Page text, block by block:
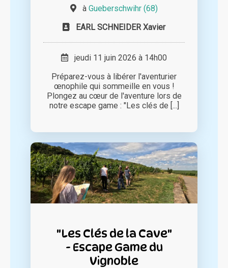
à Gueberschwihr (68)
EARL SCHNEIDER Xavier
jeudi 11 juin 2026 à 14h00
Préparez-vous à libérer l'aventurier
œnophile qui sommeille en vous !
Plongez au cœur de l'aventure lors de
notre escape game : "Les clés de [...]
"Les Clés de la Cave"
- Escape Game du
Vignoble